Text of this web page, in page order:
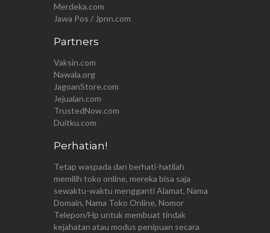
Merdeka.com
Jawa Pos / Jpnn.com
Partners
Vaksin.com
Nawala.org
JagoanStore.com
Jejualan.com
TrustedNow.com
Duitku.com
Perhatian!
Tetap waspada dan berhati-hatilah
memilih toko online, mereka bisa saja
sewaktu-waktu mengganti Alamat, Nama
Domain, Nama Toko Online, Nomor
Telepon/Hp untuk membuat tindak
kejahatan atau modus penipuan secara